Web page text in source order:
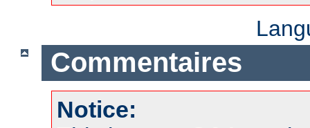
Commentaires
Notice: